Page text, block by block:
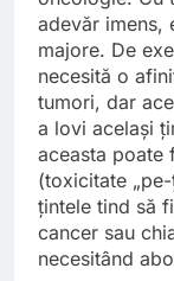
adevăr imens,
majore. De
necesită o
tumori, dar
a lovi același
aceasta poate
(toxicitate
țintele tind să
cancer sau
necesitând